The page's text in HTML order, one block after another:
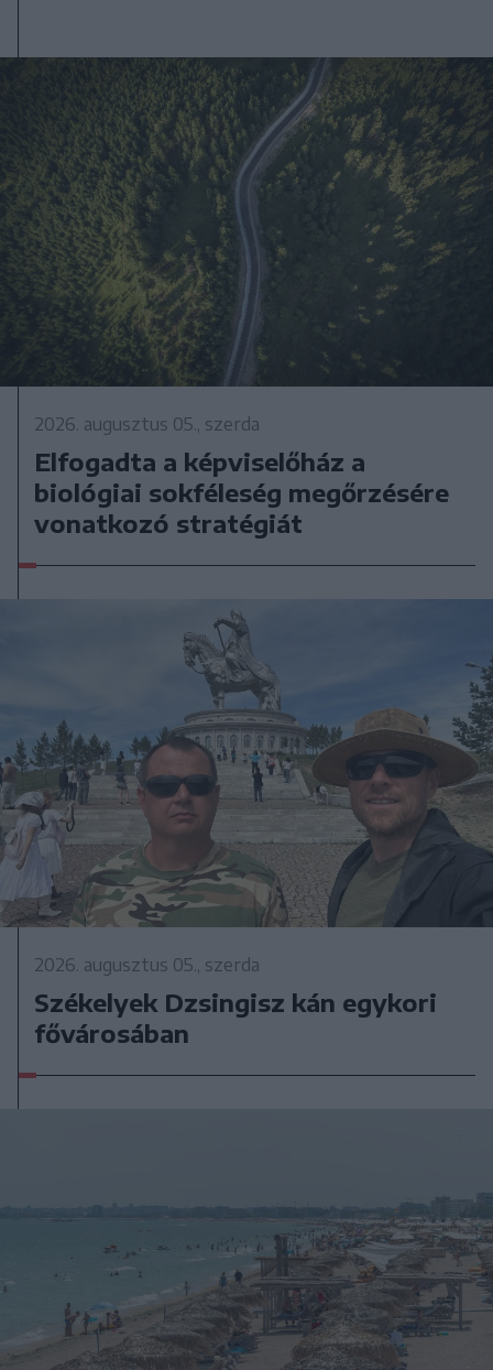
2026. augusztus 05., szerda
Elfogadta a képviselőház a
biológiai sokféleség megőrzésére
vonatkozó stratégiát
2026. augusztus 05., szerda
Székelyek Dzsingisz kán egykori
fővárosában